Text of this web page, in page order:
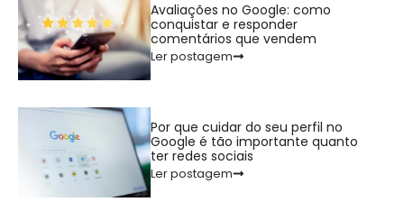
Avaliações no Google: como
conquistar e responder
comentários que vendem
Ler postagem
Por que cuidar do seu perfil no
Google é tão importante quanto
ter redes sociais
Ler postagem